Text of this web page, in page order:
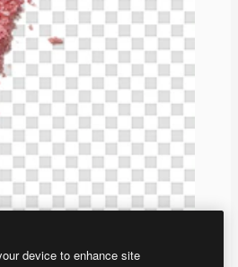
device to enhance site